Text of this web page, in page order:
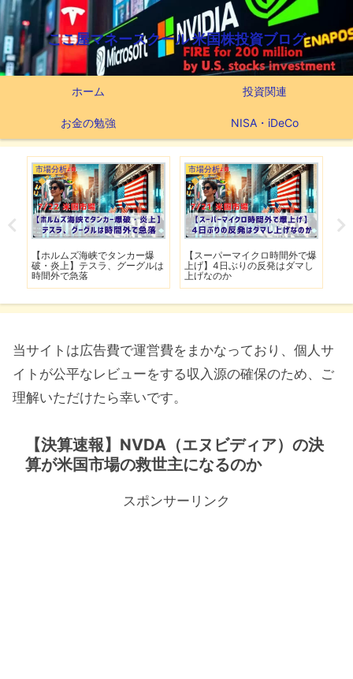
ここ屋マネースクール 米国株投資ブログ
ホーム 投資関連
お金の勉強 NISA・iDeCo
市場分析
【ホルムズ海峡でタンカー爆
破・炎上】テスラ、グーグルは
時間外で急落
市場分析
【スーパーマイクロ時間外で爆
上げ】4日ぶりの反発はダマし
上げなのか
当サイトは広告費で運営費をまかなっており、個人サ
イトが公平なレビューをする収入源の確保のため、ご
理解いただけたら幸いです。
【決算速報】NVDA（エヌビディア）の決
算が米国市場の救世主になるのか
スポンサーリンク